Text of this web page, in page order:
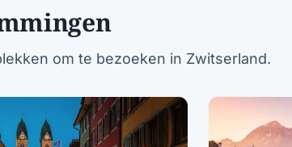
om te bezoeken in Zwitserland.